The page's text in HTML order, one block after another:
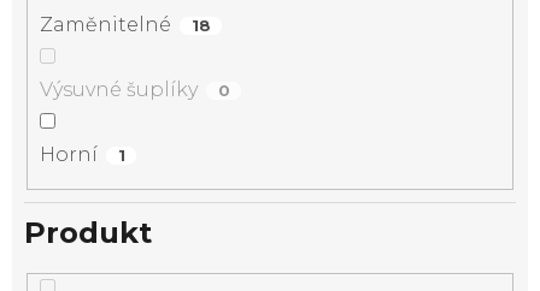
Zaměnitelné 18
Výsuvné šuplíky 0
Horní 1
Produkt